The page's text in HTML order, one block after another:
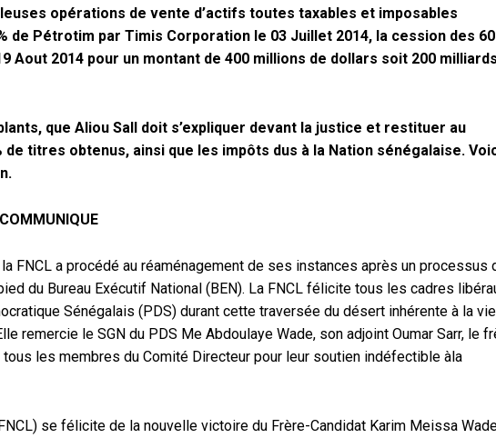
opérations de vente d’actifs toutes taxables et imposables
de Pétrotim par Timis Corporation le 03 Juillet 2014, la cession des
Aout 2014 pour un montant de 400 millions de dollars soit 200
que Aliou Sall doit s’expliquer devant la justice et restituer au
titres obtenus, ainsi que les impôts dus à la Nation sénégalaise.
FNCL a procédé au réaménagement de ses instances après un processus
du Bureau Exécutif National (BEN). La FNCL félicite tous les cadres
Sénégalais (PDS) durant cette traversée du désert inhérente à la vie
remercie le SGN du PDS Me Abdoulaye Wade, son adjoint Oumar Sarr, le
les membres du Comité Directeur pour leur soutien indéfectible àla
se félicite de la nouvelle victoire du Frère-Candidat Karim Meissa